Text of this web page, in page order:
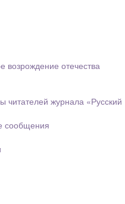
возрождение отечества
читателей журнала «Русский
сообщения